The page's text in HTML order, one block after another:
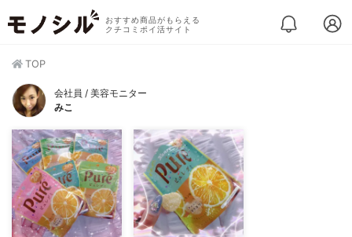
おすすめ商品がもらえる
クチコミポイ活サイト
TOP
会社員 / 美容モニター
みこ